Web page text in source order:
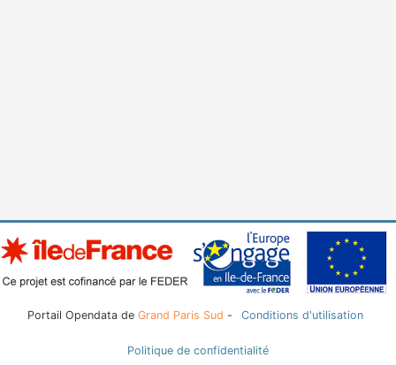
Portail Opendata de Grand Paris Sud - Conditions d'utilisation
Politique de confidentialité